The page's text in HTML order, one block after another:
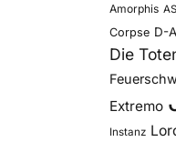
Amorphis
Corpse D-
Die
Extremo
Instanz